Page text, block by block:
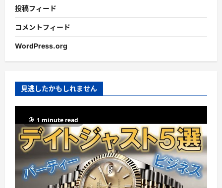
投稿フィード
コメントフィード
WordPress.org
見逃したかもしれません
1 minute read